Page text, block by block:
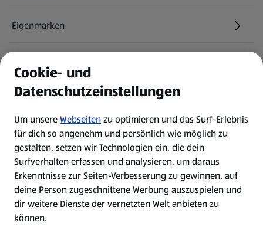
Eigenmarken
Newsletter
WhatsApp
Über ALDI SÜD
Filialen
Cookie- und
Datenschutzeinstellungen
Um unsereWebseitenzu optimieren und das Surf-Erlebnis
für dich so angenehm und persönlich wie möglich zu
gestalten, setzen wir Technologien ein, die dein
Surfverhalten erfassen und analysieren, um daraus
Erkenntnisse zur Seiten-Verbesserung zu gewinnen, auf
deine Person zugeschnittene Werbung auszuspielen und
dir weitere Dienste der vernetzten Welt anbieten zu
können.